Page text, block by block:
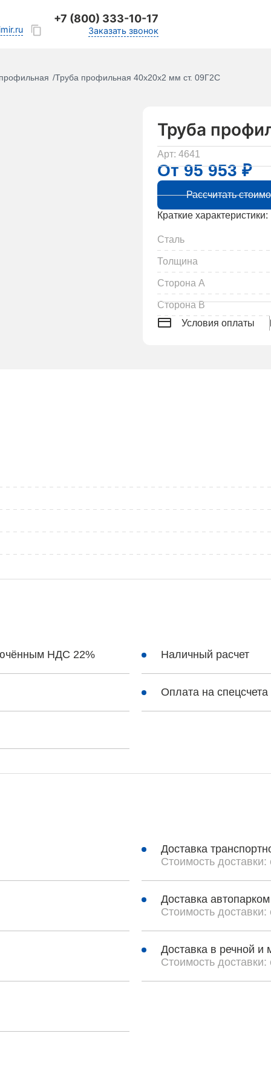
+7 (800) 333-10-17
Заказать звонок
Труба профильная 40х20х2 мм ст. 09Г2С
Труба
Арт: 4641
От 95 953 ₽
Рассчитать
Краткие характеристики:
Сталь
Толщина
Сторона А
Сторона В
Условия оплаты
НДС 22% Наличный расчет
Оплата на спецсчета
Доставка
Стоимость доставки:
Доставка
Стоимость
Доставка в речной и
Стоимость